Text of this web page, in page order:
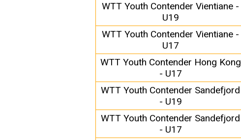
WTT Youth Contender Vientiane -
U19
WTT Youth Contender Vientiane -
U17
WTT Youth Contender Hong Kong
- U17
WTT Youth Contender Sandefjord
- U19
WTT Youth Contender Sandefjord
- U17